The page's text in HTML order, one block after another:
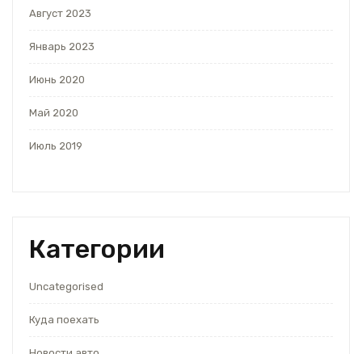
Август 2023
Январь 2023
Июнь 2020
Май 2020
Июль 2019
Категории
Uncategorised
Куда поехать